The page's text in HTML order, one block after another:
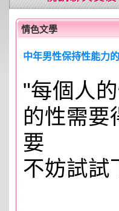
情色文學
中年男性保持性能力
"每個人
的性需要
要
不妨試試